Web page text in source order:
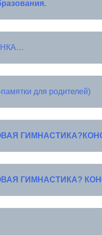
для родителей)
ГИМНАСТИКА?